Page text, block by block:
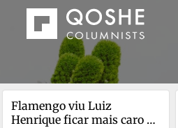
Flamengo viu Luiz
Henrique ficar mais caro